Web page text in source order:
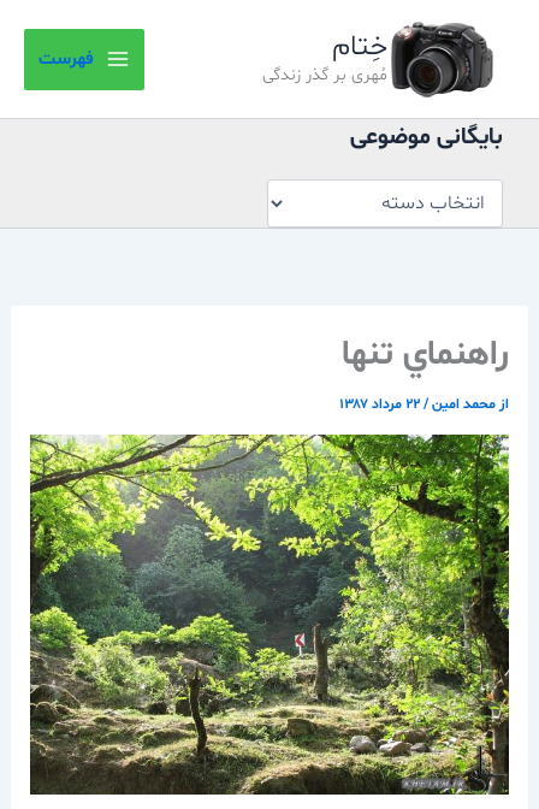
خِتام
مُهری بر گذر زندگی
فهرست
بایگانی موضوعی
موضوعی
راهنماي تنها
از محمد امین/۲۲ مرداد ۱۳۸۷